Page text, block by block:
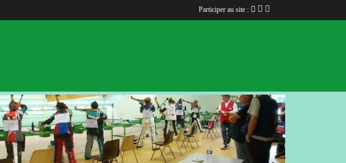
Participer au site :